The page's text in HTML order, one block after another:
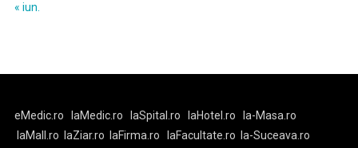
« iun.
eMedic.ro laMedic.ro laSpital.ro laHotel.ro
la-Masa.ro
laMall.ro
laZiar.ro laFirma.ro laFacultate.ro
la-Suceava.ro